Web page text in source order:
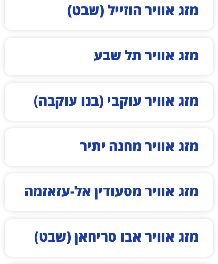
מזג אוויר הוזייל (שבט)
מזג אוויר תל שבע
מזג אוויר עוקבי (בנו עוקבה)
מזג אוויר מחנה יתיר
מזג אוויר מסעודין אל-עזאזמה
מזג אוויר אבו סריחאן (שבט)